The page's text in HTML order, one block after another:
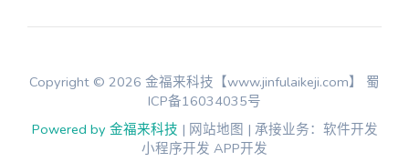
Copyright © 2026 金福来科技【www.jinfulaikeji.com】 蜀
ICP备16034035号
Powered by 金福来科技 | 网站地图 | 承接业务：软件开发
小程序开发 APP开发